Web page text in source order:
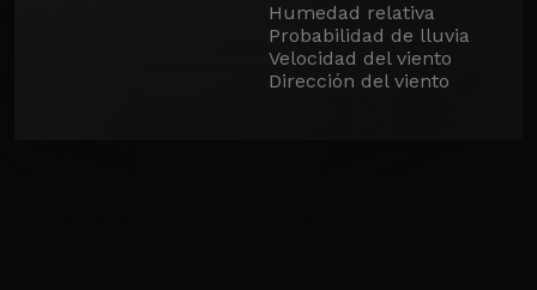
Humedad relativa
Probabilidad de lluvia
Velocidad del viento
Dirección del viento